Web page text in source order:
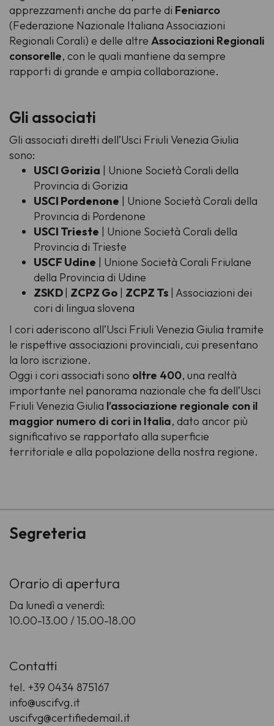
apprezzamenti anche da parte di Feniarco
(Federazione Nazionale Italiana Associazioni
Regionali Corali) e delle altre Associazioni Regionali
consorelle, con le quali mantiene da sempre
rapporti di grande e ampia collaborazione.
Gli associati
Gli associati diretti dell’Usci Friuli Venezia Giulia
sono:
USCI Gorizia | Unione Società Corali della
Provincia di Gorizia
USCI Pordenone | Unione Società Corali della
Provincia di Pordenone
USCI Trieste | Unione Società Corali della
Provincia di Trieste
USCF Udine | Unione Società Corali Friulane
della Provincia di Udine
ZSKD | ZCPZ Go | ZCPZ Ts | Associazioni dei
cori di lingua slovena
I cori aderiscono all’Usci Friuli Venezia Giulia tramite
le rispettive associazioni provinciali, cui presentano
la loro iscrizione.
Oggi i cori associati sono oltre 400, una realtà
importante nel panorama nazionale che fa dell’Usci
Friuli Venezia Giulia l’associazione regionale con il
maggior numero di cori in Italia, dato ancor più
significativo se rapportato alla superficie
territoriale e alla popolazione della nostra regione.
Segreteria
Orario di apertura
Da lunedì a venerdì:
10.00-13.00 / 15.00-18.00
Contatti
tel. +39 0434 875167
info@uscifvg.it
uscifvg@certifiedemail.it